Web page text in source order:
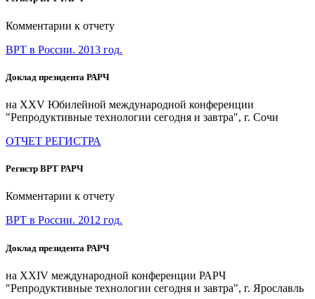
Комментарии к отчету
ВРТ в России. 2013 год.
Доклад президента РАРЧ
на XXV Юбилейной международной конференции
"Репродуктивные технологии сегодня и завтра", г. Сочи
ОТЧЕТ РЕГИСТРА
Регистр ВРТ РАРЧ
Комментарии к отчету
ВРТ в России. 2012 год.
Доклад президента РАРЧ
на XXIV международной конференции РАРЧ
"Репродуктивные технологии сегодня и завтра", г. Ярославль